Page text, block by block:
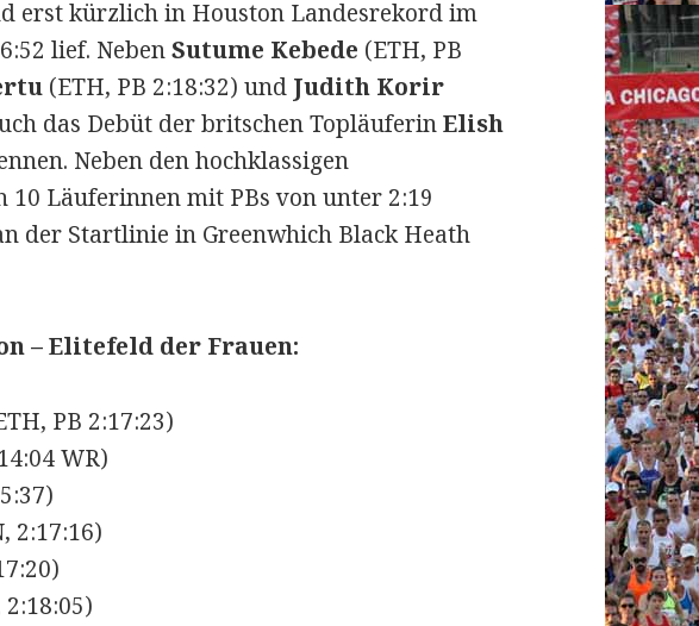
erst kürzlich in Houston Landesrekord im
lief. NebenSutume Kebede (ETH, PB
(ETH, PB 2:18:32) und Judith Korir
das Debüt der britschen TopläuferinElish
Neben den hochklassigen
10 Läuferinnen mit PBs von unter 2:19
der Startlinie in Greenwhich Black Heath
– Elitefeld der Frauen:
PB 2:17:23)
WR)
2:17:16)